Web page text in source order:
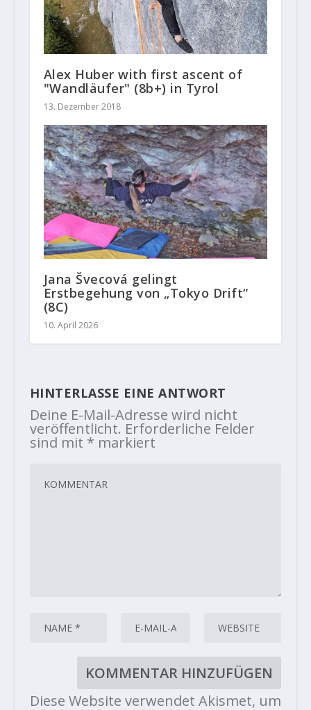
Alex Huber with first ascent of
"Wandläufer" (8b+) in Tyrol
13. Dezember 2018
Jana Švecová gelingt
Erstbegehung von „Tokyo Drift“
(8C)
10. April 2026
HINTERLASSE EINE ANTWORT
Deine E-Mail-Adresse wird nicht
veröffentlicht. Erforderliche Felder
sind mit * markiert
Diese Website verwendet Akismet, um